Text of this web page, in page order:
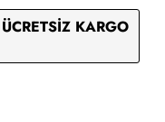
ÜCRETSİZ KARGO